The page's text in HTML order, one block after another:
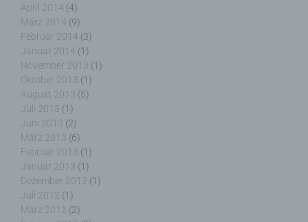
April 2014 (4)
März 2014 (9)
Februar 2014 (3)
Januar 2014 (1)
November 2013 (1)
Oktober 2013 (1)
August 2013 (5)
Juli 2013 (1)
Juni 2013 (2)
März 2013 (6)
Februar 2013 (1)
Januar 2013 (1)
Dezember 2012 (1)
Juli 2012 (1)
März 2012 (2)
über einen Internetbrowser auf einem
Computersystem abgelegt und gespeichert
werden. Sie können die Verwendung von Cookies,
LocalStorage und SessionStorage durch
entsprechende Einstellung in Ihrem Browser
verhindern.
Zahlreiche Internetseiten und Server verwenden
Cookies. Viele Cookies enthalten eine sogenannte
Cookie-ID. Eine Cookie-ID ist eine eindeutige
Kennung des Cookies. Sie besteht aus einer
Zeichenfolge, durch welche Internetseiten und
Server dem konkreten Internetbrowser zugeordnet
werden können, in dem das Cookie gespeichert
wurde. Dies ermöglicht es den besuchten